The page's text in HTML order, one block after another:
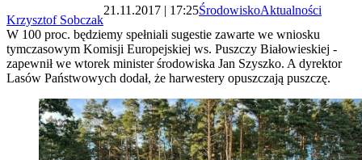
Krzysztof Sobczak
21.11.2017 | 17:25ŚrodowiskoAktualności
W 100 proc. będziemy spełniali sugestie zawarte we wniosku
tymczasowym Komisji Europejskiej ws. Puszczy Białowieskiej -
zapewnił we wtorek minister środowiska Jan Szyszko. A dyrektor
Lasów Państwowych dodał, że harwestery opuszczają puszczę.